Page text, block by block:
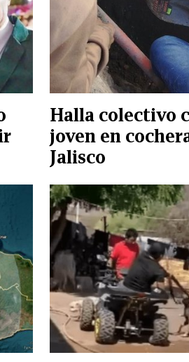
Halla colectivo
joven en
Jalisco